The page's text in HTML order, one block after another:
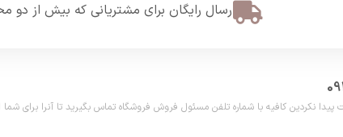
ارسال رایگان برای مشتریانی که بیش از
کافیه با شماره تلفن مسئول فروش فروشگاه تماس بگیرید تا آنرا برای شما ارسال